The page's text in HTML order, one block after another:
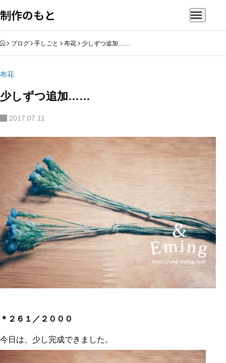
制作のもと
HOME
ブログ 手しごと 布花 少しずつ追加……
布花
少しずつ追加……
2017.07.11
＊２６１／２０００
今日は、少し完成できました。